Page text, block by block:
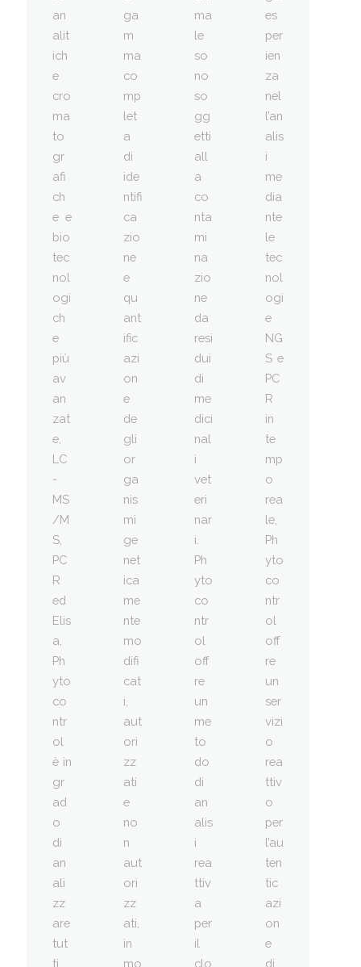
an
alit
ich
e
cro
ma
to
gr
afi
ch
e e
bio
tec
nol
ogi
ch
e
più
av
an
zat
e,
LC
-
MS
/M
S,
PC
R
ed
Elis
a,
Ph
yto
co
ntr
ol
è in
gr
ad
o
di
an
ali
zz
are
tut
ti
ga
m
ma
co
mp
let
a
di
ide
ntifi
ca
zio
ne
e
qu
ant
ific
azi
on
e
de
gli
or
ga
nis
mi
ge
net
ica
me
nte
mo
difi
cat
i,
aut
ori
zz
ati
e
no
n
aut
ori
zz
ati,
in
mo
ma
le
so
no
so
gg
etti
all
a
co
nta
mi
na
zio
ne
da
resi
dui
di
me
dici
nal
i
vet
eri
nar
i.
Ph
yto
co
ntr
ol
off
re
un
me
to
do
di
an
alis
i
rea
ttiv
a
per
il
clo
es
per
ien
za
nel
l’an
alis
i
me
dia
nte
le
tec
nol
ogi
e
NG
S e
PC
R
in
te
mp
o
rea
le,
Ph
yto
co
ntr
ol
off
re
un
ser
vizi
o
rea
ttiv
o
per
l’au
ten
tic
azi
on
e
di